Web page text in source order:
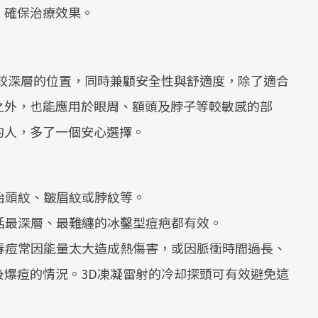
保治療效果。
層的位置，同時兼顧安全性與舒適度，除了適合
，也能應用於眼周、額頭及脖子等較敏感的部
，多了一個安心選擇。
紋、皺眉紋或脖紋等。
深層、最難纏的冰鑿型痘疤都有效。
常因能量太大造成熱傷害，或因脈衝時間過長、
痘的情況。3D凍凝雷射的冷却探頭可有效避免這